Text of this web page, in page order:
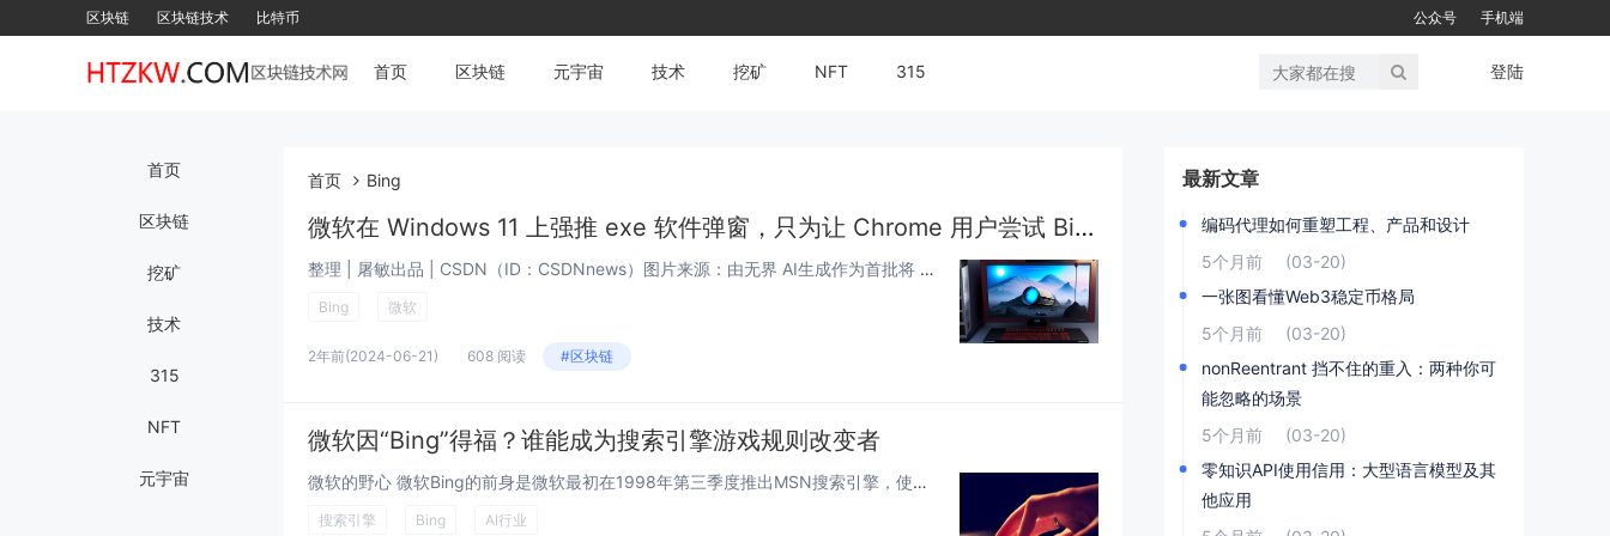
区块链 区块链技术 比特币 公众号 手机端
首页 区块链 元宇宙 技术 挖矿 NFT 315 登陆
首页
区块链
挖矿
技术
315
NFT
元宇宙
首页 Bing
微软在 Windows 11 上强推 exe 软件弹窗，只为让 Chrome 用户尝试 Bing ？！
整理 | 屠敏出品 | CSDN（ID：CSDNnews）图片来源：由无界 AI生成作为首批将 OpenAI 大模型融入进业务线的企业，微软在今年 2 月率先推出了改版后的 Bing 搜索引擎以及 Edge 浏览器，正是基于此，当时的微软市...
Bing 微软
2年前(2024-06-21) 608 阅读 #区块链
微软因“Bing”得福？谁能成为搜索引擎游戏规则改变者
微软的野心 微软Bing的前身是微软最初在1998年第三季度推出MSN搜索引擎，使用的是Inktomi的搜索结果，它由搜索引擎、索引和网络爬虫组成。...
搜索引擎 Bing AI行业
最新文章
编码代理如何重塑工程、产品和设计
5个月前
(03-20)
一张图看懂Web3稳定币格局
5个月前
(03-20)
nonReentrant 挡不住的重入：两种你可
能忽略的场景
5个月前
(03-20)
零知识API使用信用：大型语言模型及其
他应用